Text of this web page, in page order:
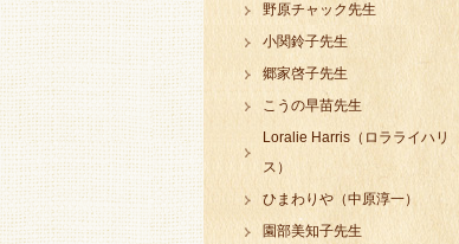
野原チャック先生
小関鈴子先生
郷家啓子先生
こうの早苗先生
Loralie Harris（ロラライハリ
ス）
ひまわりや（中原淳一）
園部美知子先生